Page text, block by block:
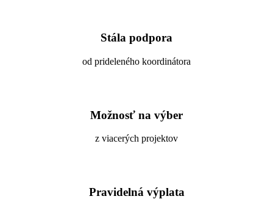
Stála podpora
od prideleného koordinátora
Možnosť na výber
z viacerých projektov
Pravidelná výplata